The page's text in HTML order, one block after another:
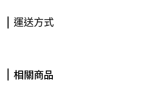
運送方式
相關商品